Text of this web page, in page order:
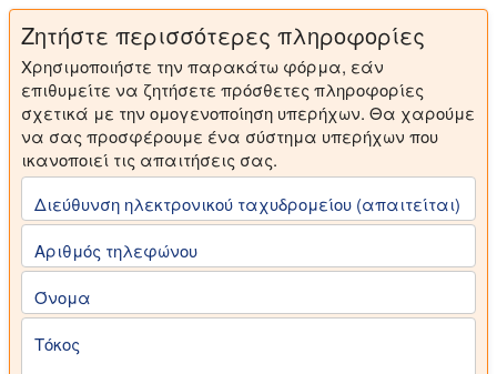
Ζητήστε περισσότερες πληροφορίες
Χρησιμοποιήστε την παρακάτω φόρμα, εάν
επιθυμείτε να ζητήσετε πρόσθετες πληροφορίες
σχετικά με την ομογενοποίηση υπερήχων. Θα χαρούμε
να σας προσφέρουμε ένα σύστημα υπερήχων που
ικανοποιεί τις απαιτήσεις σας.
Διεύθυνση ηλεκτρονικού ταχυδρομείου (απαιτείται)
Αριθμός τηλεφώνου
Όνομα
Τόκος